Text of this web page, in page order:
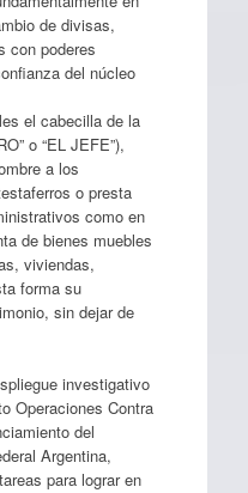
de divisas,
con poderes
del núcleo
el cabecilla de la
o “EL JEFE”),
a los
o presta
como en
de bienes muebles
viviendas,
forma su
sin dejar de
investigativo
Operaciones Contra
del
Argentina,
para lograr en